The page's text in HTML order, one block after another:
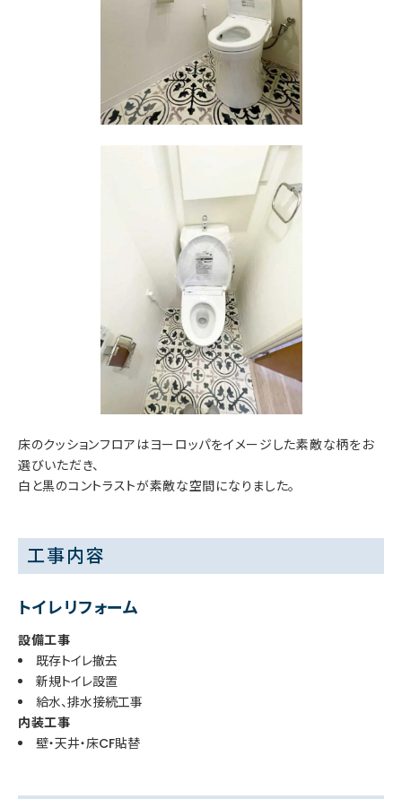
床のクッションフロアはヨーロッパをイメージした素敵な柄をお
選びいただき、
白と黒のコントラストが素敵な空間になりました。
工事内容
トイレリフォーム
設備工事
既存トイレ撤去
新規トイレ設置
給水、排水接続工事
内装工事
壁・天井・床CF貼替